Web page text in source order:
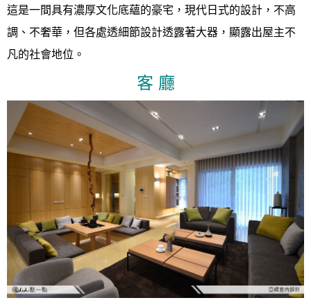
這是一間具有濃厚文化底蘊的豪宅，現代日式的設計，不高
調、不奢華，但各處透細節設計透露著大器，顯露出屋主不
凡的社會地位。
客 廳